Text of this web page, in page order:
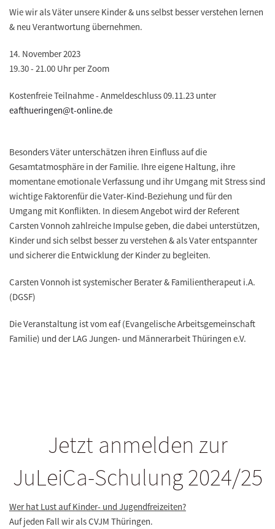
Wie wir als Väter unsere Kinder & uns selbst besser verstehen lernen
& neu Verantwortung übernehmen.
14. November 2023
19.30 - 21.00 Uhr per Zoom
Kostenfreie Teilnahme - Anmeldeschluss 09.11.23 unter
eafthueringen@t-online.de
Besonders Väter unterschätzen ihren Einfluss auf die
Gesamtatmosphäre in der Familie. Ihre eigene Haltung, ihre
momentane emotionale Verfassung und ihr Umgang mit Stress sind
wichtige Faktorenfür die Vater-Kind-Beziehung und für den
Umgang mit Konflikten. In diesem Angebot wird der Referent
Carsten Vonnoh zahlreiche Impulse geben, die dabei unterstützen,
Kinder und sich selbst besser zu verstehen & als Vater entspannter
und sicherer die Entwicklung der Kinder zu begleiten.
Carsten Vonnoh ist systemischer Berater & Familientherapeut i.A.
(DGSF)
Die Veranstaltung ist vom eaf (Evangelische Arbeitsgemeinschaft
Familie) und der LAG Jungen- und Männerarbeit Thüringen e.V.
Jetzt anmelden zur
JuLeiCa-Schulung 2024/25
Wer hat Lust auf Kinder- und Jugendfreizeiten?
Auf jeden Fall wir als CVJM Thüringen.